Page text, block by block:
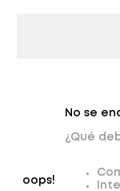
oops!
No se
¿Qué